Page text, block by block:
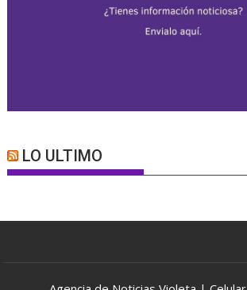
LO ULTIMO